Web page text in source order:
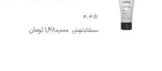
0.0
1,850,000تومان 1,480,000تومان